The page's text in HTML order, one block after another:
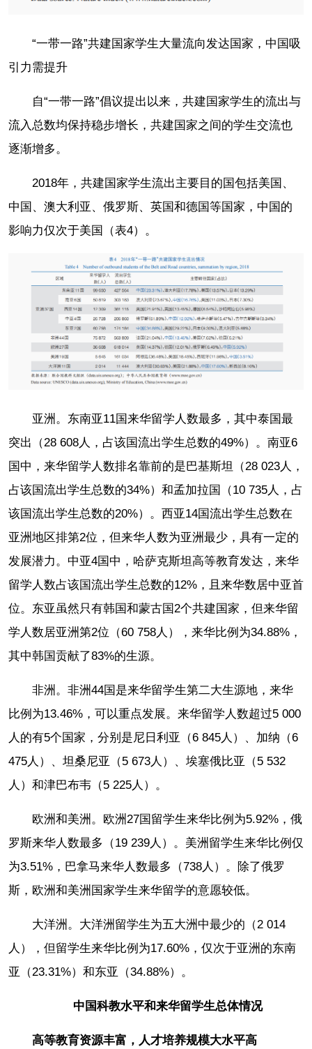
“一带一路”共建国家学生大量流向发达国家，中国吸
引力需提升
自“一带一路”倡议提出以来，共建国家学生的流出与
流入总数均保持稳步增长，共建国家之间的学生交流也
逐渐增多。
2018年，共建国家学生流出主要目的国包括美国、
中国、澳大利亚、俄罗斯、英国和德国等国家，中国的
影响力仅次于美国（表4）。
亚洲。东南亚11国来华留学人数最多，其中泰国最
突出（28 608人，占该国流出学生总数的49%）。南亚6
国中，来华留学人数排名靠前的是巴基斯坦（28 023人，
占该国流出学生总数的34%）和孟加拉国（10 735人，占
该国流出学生总数的20%）。西亚14国流出学生总数在
亚洲地区排第2位，但来华人数为亚洲最少，具有一定的
发展潜力。中亚4国中，哈萨克斯坦高等教育发达，来华
留学人数占该国流出学生总数的12%，且来华数居中亚首
位。东亚虽然只有韩国和蒙古国2个共建国家，但来华留
学人数居亚洲第2位（60 758人），来华比例为34.88%，
其中韩国贡献了83%的生源。
非洲。非洲44国是来华留学生第二大生源地，来华
比例为13.46%，可以重点发展。来华留学人数超过5 000
人的有5个国家，分别是尼日利亚（6 845人）、加纳（6
475人）、坦桑尼亚（5 673人）、埃塞俄比亚（5 532
人）和津巴布韦（5 225人）。
欧洲和美洲。欧洲27国留学生来华比例为5.92%，俄
罗斯来华人数最多（19 239人）。美洲留学生来华比例仅
为3.51%，巴拿马来华人数最多（738人）。除了俄罗
斯，欧洲和美洲国家学生来华留学的意愿较低。
大洋洲。大洋洲留学生为五大洲中最少的（2 014
人），但留学生来华比例为17.60%，仅次于亚洲的东南
亚（23.31%）和东亚（34.88%）。
中国科教水平和来华留学生总体情况
高等教育资源丰富，人才培养规模大水平高